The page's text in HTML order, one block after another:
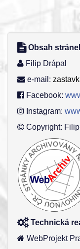
Obsah
Filip Drápal
e-mail:
Facebook:
Instagram:
Copyright:
Technická
WebProjekt